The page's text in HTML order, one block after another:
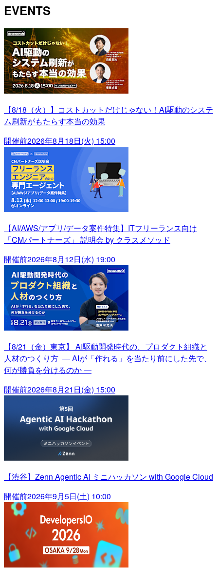
EVENTS
【8/18（火）】コストカットだけじゃない！AI駆動のシステ
ム刷新がもたらす本当の効果
開催前2026年8月18日(火) 15:00
【AI/AWS/アプリ/データ案件特集】ITフリーランス向け
「CMパートナーズ」 説明会 by クラスメソッド
開催前2026年8月12日(水) 19:00
【8/21（金）東京】 AI駆動開発時代の、プロダクト組織と
人材のつくり方 ― AIが「作れる」を当たり前にした先で、
何が勝負を分けるのか ―
開催前2026年8月21日(金) 15:00
【渋谷】Zenn Agentic AI ミニハッカソン with Google Cloud
開催前2026年9月5日(土) 10:00